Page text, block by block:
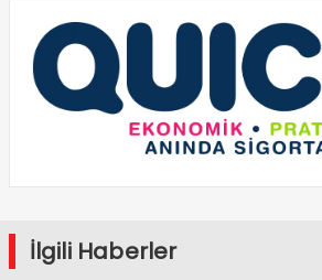
İlgili Haberler